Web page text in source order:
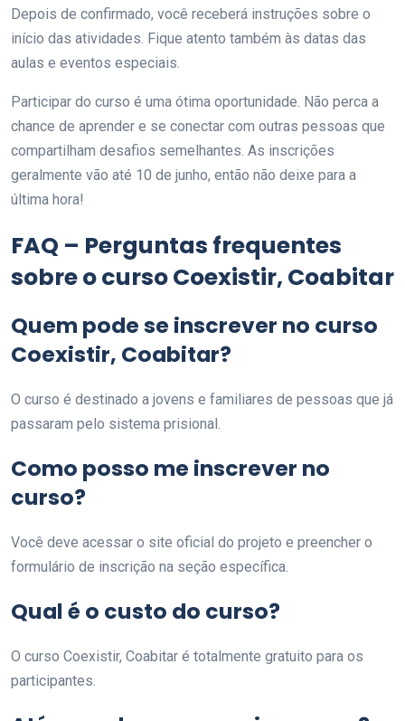
Depois de confirmado, você receberá instruções sobre o
início das atividades. Fique atento também às datas das
aulas e eventos especiais.
Participar do curso é uma ótima oportunidade. Não perca a
chance de aprender e se conectar com outras pessoas que
compartilham desafios semelhantes. As inscrições
geralmente vão até 10 de junho, então não deixe para a
última hora!
FAQ – Perguntas frequentes
sobre o curso Coexistir, Coabitar
Quem pode se inscrever no curso
Coexistir, Coabitar?
O curso é destinado a jovens e familiares de pessoas que já
passaram pelo sistema prisional.
Como posso me inscrever no
curso?
Você deve acessar o site oficial do projeto e preencher o
formulário de inscrição na seção específica.
Qual é o custo do curso?
O curso Coexistir, Coabitar é totalmente gratuito para os
participantes.